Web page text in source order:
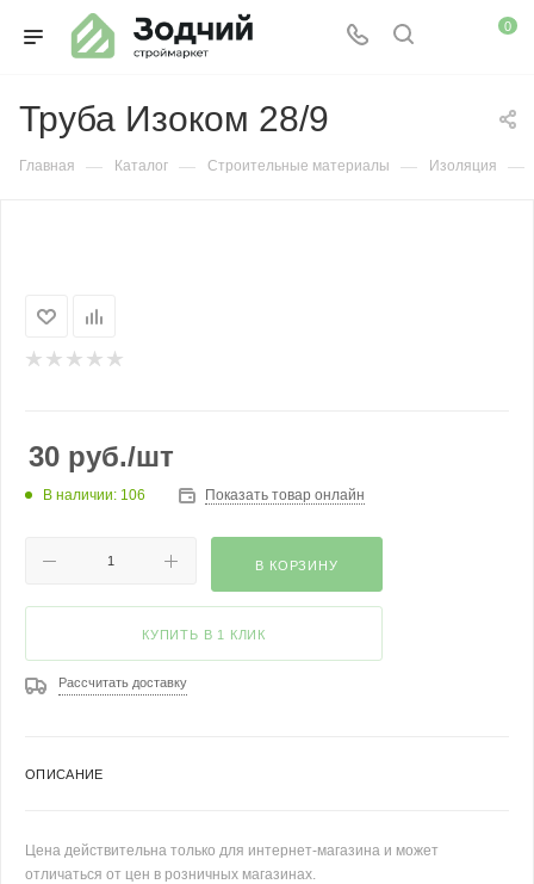
0
Труба Изоком 28/9
Главная — Каталог — Строительные материалы — Изоляция —
30 руб./шт
В наличии: 106 Показать товар онлайн
В КОРЗИНУ
КУПИТЬ В 1 КЛИК
Рассчитать доставку
ОПИСАНИЕ
Цена действительна только для интернет-магазина и может
отличаться от цен в розничных магазинах.